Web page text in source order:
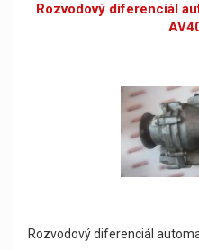
Rozvodový diferenciál
Rozvodový diferenciál